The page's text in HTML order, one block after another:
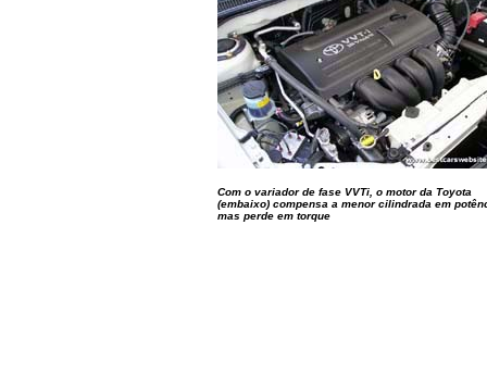
Com o variador de fase VVTi, o motor da Toyota
(embaixo) compensa a menor cilindrada em
mas perde em torque